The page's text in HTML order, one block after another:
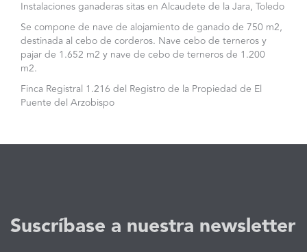
Instalaciones ganaderas sitas en Alcaudete de la Jara, Toledo
Se compone de nave de alojamiento de ganado de 750 m2,
destinada al cebo de corderos. Nave cebo de terneros y
pajar de 1.652 m2 y nave de cebo de terneros de 1.200
m2.
Finca Registral 1.216 del Registro de la Propiedad de El
Puente del Arzobispo
Suscríbase a nuestra newsletter